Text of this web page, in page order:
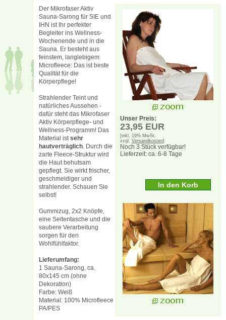
Unser Preis:
23,95 EUR
[inkl. 19% MwSt.
zzgl. Versandkosten]
Noch 3 Stück verfügbar!
Lieferzeit: ca. 6-8 Tage
Der Mikrofaser Aktiv
Sauna-Sarong für SIE und
IHN ist Ihr perfekter
Begleiter ins Wellness-
Wochenende und in die
Sauna. Er besteht aus
feinstem, langlebigem
Microfleece: Das ist beste
Qualität für die
Körperpflege!
Strahlender Teint und
natürliches Aussehen -
dafür steht das Mikrofaser
Aktiv Körperpflege- und
Wellness-Programm! Das
Material istsehr
hautverträglich. Durch die
zarte Fleece-Struktur wird
die Haut behutsam
gepflegt. Sie wirkt frischer,
geschmeidiger und
strahlender. Schauen Sie
selbst!
Gummizug, 2x2 Knöpfe,
eine Seitentasche und die
saubere Verarbeitung
sorgen für den
Wohlfühlfaktor.
Lieferumfang:
1 Sauna-Sarong, ca.
80x145 cm (ohne
Dekoration)
Farbe: Weiß
Material: 100% Microfleece
PA/PES